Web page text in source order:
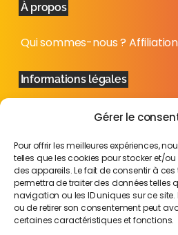
Gérer le
Pour offrir les meilleures expériences,
telles que les cookies pour stocker et/
des appareils. Le fait de consentir à
permettra de traiter des données telles
navigation ou les ID uniques sur ce
ou de retirer son consentement peut
certaines caractéristiques et fonctions.
À propos
Qui sommes-nous ? Affiliation
Informations légales
Mentions légales Politique de